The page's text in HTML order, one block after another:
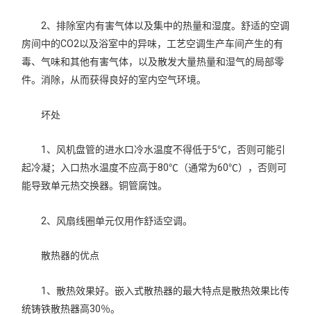
2、排除室内有害气体以及集中的热量和湿度。舒适的空调
房间中的CO2以及浴室中的异味，工艺空调生产车间产生的有
毒、气味和其他有害气体，以及散发大量热量和湿气的局部零
件。消除，从而获得良好的室内空气环境。
坏处
1、风机盘管的进水口冷水温度不得低于5℃，否则可能引
起冷凝；入口热水温度不应高于80℃（通常为60℃），否则可
能导致单元热交换器。铜管腐蚀。
2、风扇线圈单元仅用作舒适空调。
散热器的优点
1、散热效果好。嵌入式散热器的最大特点是散热效果比传
统铸铁散热器高30％。